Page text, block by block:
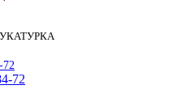
72
72